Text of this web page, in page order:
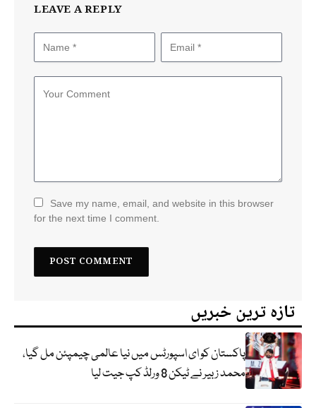
LEAVE A REPLY
Save my name, email, and website in this browser
for the next time I comment.
تازہ ترین خبریں
پاکستان کو ای اسپورٹس میں نیا عالمی چیمپئن مل گیا،
محمد زبیر نے ٹیکن 8 ورلڈ کپ جیت لیا